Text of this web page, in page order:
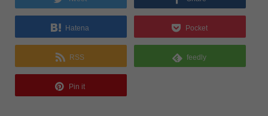
Hatena Pocket
RSS feedly
Pin it